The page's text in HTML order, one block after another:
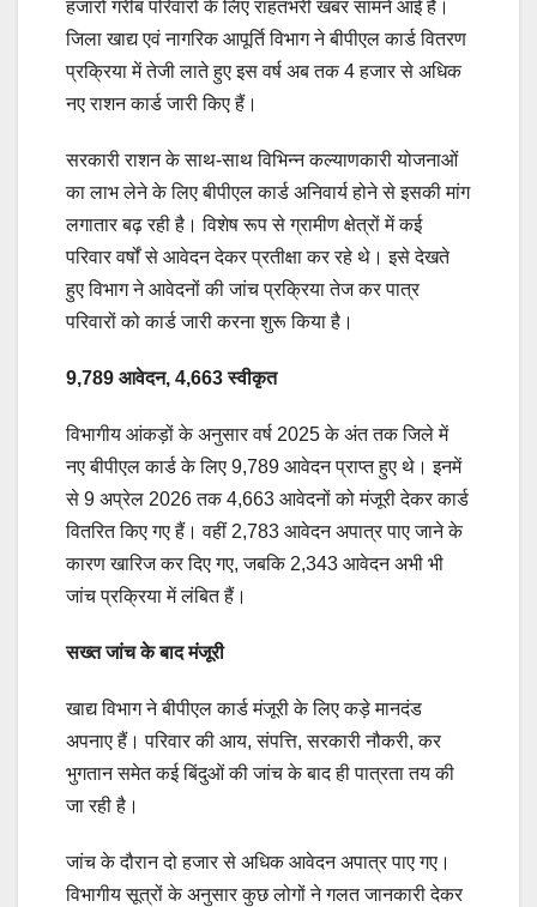
हजारों गरीब परिवारों के लिए राहतभरी खबर सामने आई है।
जिला खाद्य एवं नागरिक आपूर्ति विभाग ने बीपीएल कार्ड वितरण
प्रक्रिया में तेजी लाते हुए इस वर्ष अब तक 4 हजार से अधिक
नए राशन कार्ड जारी किए हैं।
सरकारी राशन के साथ-साथ विभिन्न कल्याणकारी योजनाओं
का लाभ लेने के लिए बीपीएल कार्ड अनिवार्य होने से इसकी मांग
लगातार बढ़ रही है। विशेष रूप से ग्रामीण क्षेत्रों में कई
परिवार वर्षों से आवेदन देकर प्रतीक्षा कर रहे थे। इसे देखते
हुए विभाग ने आवेदनों की जांच प्रक्रिया तेज कर पात्र
परिवारों को कार्ड जारी करना शुरू किया है।
9,789 आवेदन, 4,663 स्वीकृत
विभागीय आंकड़ों के अनुसार वर्ष 2025 के अंत तक जिले में
नए बीपीएल कार्ड के लिए 9,789 आवेदन प्राप्त हुए थे। इनमें
से 9 अप्रेल 2026 तक 4,663 आवेदनों को मंजूरी देकर कार्ड
वितरित किए गए हैं। वहीं 2,783 आवेदन अपात्र पाए जाने के
कारण खारिज कर दिए गए, जबकि 2,343 आवेदन अभी भी
जांच प्रक्रिया में लंबित हैं।
सख्त जांच के बाद मंजूरी
खाद्य विभाग ने बीपीएल कार्ड मंजूरी के लिए कड़े मानदंड
अपनाए हैं। परिवार की आय, संपत्ति, सरकारी नौकरी, कर
भुगतान समेत कई बिंदुओं की जांच के बाद ही पात्रता तय की
जा रही है।
जांच के दौरान दो हजार से अधिक आवेदन अपात्र पाए गए।
विभागीय सूत्रों के अनुसार कुछ लोगों ने गलत जानकारी देकर